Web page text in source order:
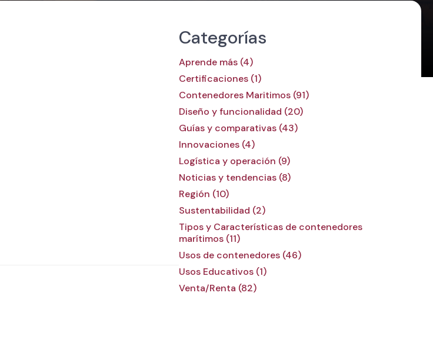
Categorías
Aprende más (4)
Certificaciones (1)
Contenedores Maritimos (91)
Diseño y funcionalidad (20)
Guías y comparativas (43)
Innovaciones (4)
Logística y operación (9)
Noticias y tendencias (8)
Región (10)
Sustentabilidad (2)
Tipos y Características de contenedores
marítimos (11)
Usos de contenedores (46)
Usos Educativos (1)
Venta/Renta (82)